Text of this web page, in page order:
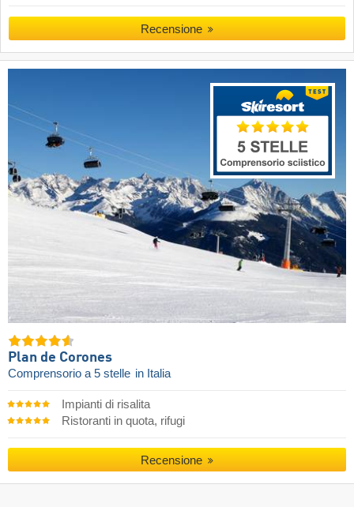
Recensione
Plan de Corones
Comprensorio a 5 stelle in Italia
Impianti di risalita
Ristoranti in quota, rifugi
Recensione